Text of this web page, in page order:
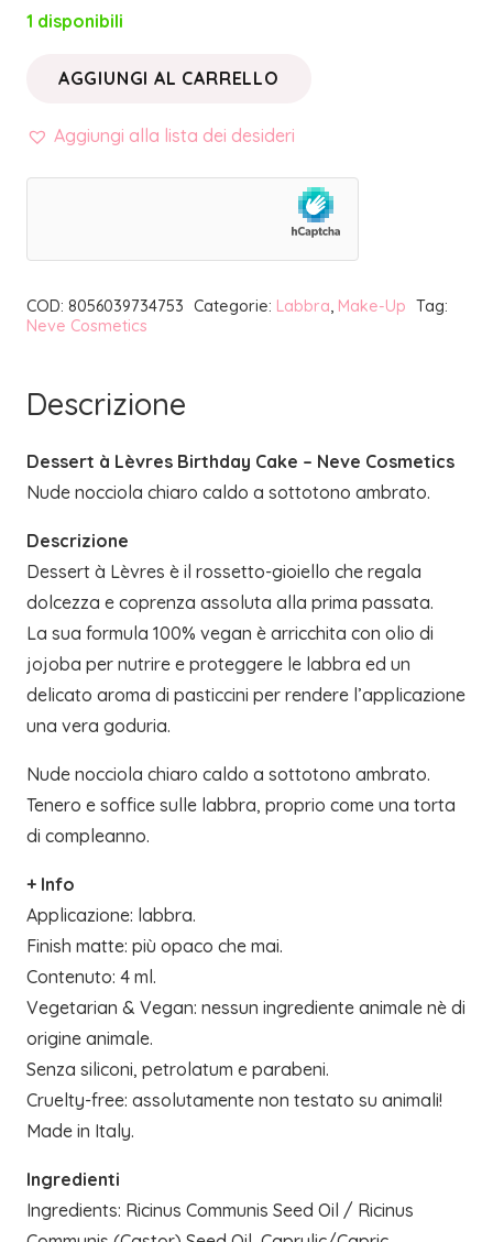
1 disponibili
DESSERT
LÈVRES
NEVE
AGGIUNGI AL CARRELLO
Aggiungi alla lista dei desideri
COD: 8056039734753 Categorie: Labbra Make-Up Tag:
Neve Cosmetics
Descrizione
Dessert à Lèvres Birthday Cake – Neve Cosmetics
Nude nocciola chiaro caldo a sottotono ambrato.
Descrizione
Dessert à Lèvres è il rossetto-gioiello che regala
dolcezza e coprenza assoluta alla prima passata.
La sua formula 100% vegan è arricchita con olio di
jojoba per nutrire e proteggere le labbra ed un
delicato aroma di pasticcini per rendere l’applicazione
una vera goduria.
Nude nocciola chiaro caldo a sottotono ambrato.
Tenero e soffice sulle labbra, proprio come una torta
di compleanno.
+ Info
Applicazione: labbra.
Finish matte: più opaco che mai.
Contenuto: 4 ml.
Vegetarian & Vegan: nessun ingrediente animale nè di
origine animale.
Senza siliconi, petrolatum e parabeni.
Cruelty-free: assolutamente non testato su animali!
Made in Italy.
Ingredienti
Ingredients: Ricinus Communis Seed Oil / Ricinus